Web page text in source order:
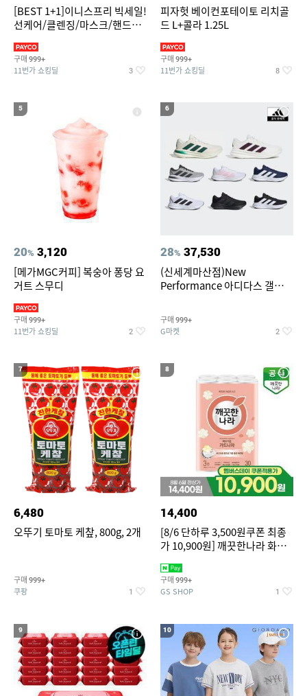
[BEST 1+1]이니스프리 빅세일!
선케어/클렌징/마스크/핸드크
구매 999+
11번가 쇼킹딜 3
피자헛 베이컨포테이토 리치골
드 L+콜라 1.25L
구매 999+
11번가 쇼킹딜 8
5
20% 3,120
[메가MGC커피] 복숭아 퐁당 요
거트 스무디
구매 999+
11번가 쇼킹딜 2
6
28% 37,530
(신세계마산점)New
Performance 아디다스 갤럭시
구매 999+
G마켓 2
7
6,480
오뚜기 토마토 케챂, 800g, 2개
구매 999+
쿠팡 1
8
14,400
[8/6 단하루 3,500원쿠폰 최종
가 10,900원] 깨끗한나라 화장
롤
구매 999+
GS SHOP 1
9 10